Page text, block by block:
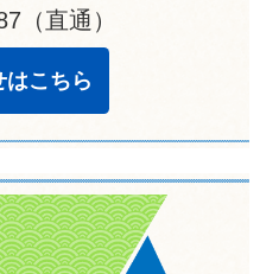
（直通）
はこちら